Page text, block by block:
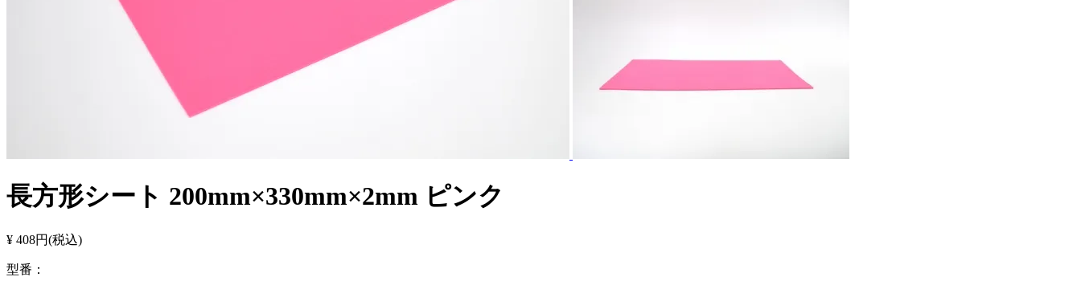
長方形シート 200mm×330mm×2mm ピンク
¥ 408円(税込)
型番：